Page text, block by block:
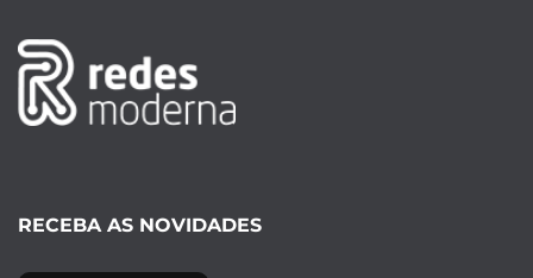
RECEBA AS NOVIDADES